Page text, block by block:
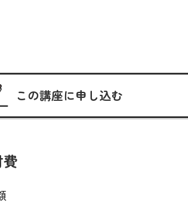
この講座に申し込む